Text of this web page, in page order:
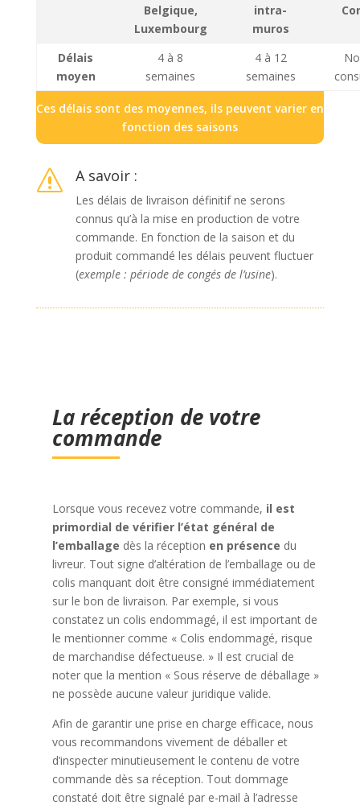
Belgique,
Luxembourg
intra-
muros
Délais
moyen
4 à 8
semaines
4 à 12
semaines
Ces délais sont des moyennes, ils peuvent varier en
fonction des saisons
s A savoir :
Les délais de livraison définitif ne serons
connus qu’à la mise en production de votre
commande. En fonction de la saison et du
produit commandé les délais peuvent fluctuer
(exemple : période de congés de l’usine).
La réception de votre
commande
Lorsque vous recevez votre commande, il est
primordial de vérifier l’état général de
l’emballage dès la réception en présence du
livreur. Tout signe d’altération de l’emballage ou de
colis manquant doit être consigné immédiatement
sur le bon de livraison. Par exemple, si vous
constatez un colis endommagé, il est important de
le mentionner comme « Colis endommagé, risque
de marchandise défectueuse. » Il est crucial de
noter que la mention « Sous réserve de déballage »
ne possède aucune valeur juridique valide.
Afin de garantir une prise en charge efficace, nous
vous recommandons vivement de déballer et
d’inspecter minutieusement le contenu de votre
commande dès sa réception. Tout dommage
constaté doit être signalé par e-mail à l’adresse